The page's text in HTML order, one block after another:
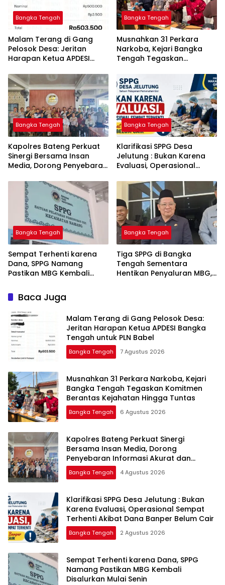
Bangka Tengah
Malam Terang di Gang
Pelosok Desa: Jeritan
Harapan Ketua APDESI
Babel
Bangka Tengah
Musnahkan 31 Perkara
Narkoba, Kejari Bangka
Tengah Tegaskan
Kejahatan Hingga Tuntas
Bangka Tengah
‎Kapolres Bateng Perkuat
Sinergi Bersama Insan
Media, Dorong Penyebaran
Layanan Polri 110
Bangka Tengah
‎Klarifikasi SPPG Desa
Jelutung : Bukan Karena
Evaluasi, Operasional
Dana Banper Belum Cair
Bangka Tengah
‎Sempat Terhenti karena
Dana, SPPG Namang
Pastikan MBG Kembali
Bangka Tengah
‎Tiga SPPG di Bangka
Tengah Sementara
Hentikan Penyaluran MBG,
Baca Juga
Malam Terang di Gang Pelosok Desa:
Jeritan Harapan Ketua APDESI Bangka
Tengah untuk PLN Babel
Bangka Tengah 7 Agustus 2026
Musnahkan 31 Perkara Narkoba, Kejari
Bangka Tengah Tegaskan Komitmen
Berantas Kejahatan Hingga Tuntas
Bangka Tengah 6 Agustus 2026
‎Kapolres Bateng Perkuat Sinergi
Bersama Insan Media, Dorong
Penyebaran Informasi Akurat dan
Layanan Polri 110
Bangka Tengah 4 Agustus 2026
‎Klarifikasi SPPG Desa Jelutung : Bukan
Karena Evaluasi, Operasional Sempat
Terhenti Akibat Dana Banper Belum Cair
Bangka Tengah 2 Agustus 2026
‎Sempat Terhenti karena Dana, SPPG
Namang Pastikan MBG Kembali
Disalurkan Mulai Senin